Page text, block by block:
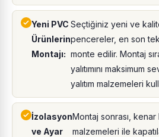
Yeni PVC
Ürünlerin
Montajı:
Seçtiğiniz yeni ve
pencereler, en son
monte edilir. Montaj
yalıtımını maksimum
yalıtım malzemeleri
İzolasyon
ve Ayar
Montaj sonrası,
malzemeleri ile